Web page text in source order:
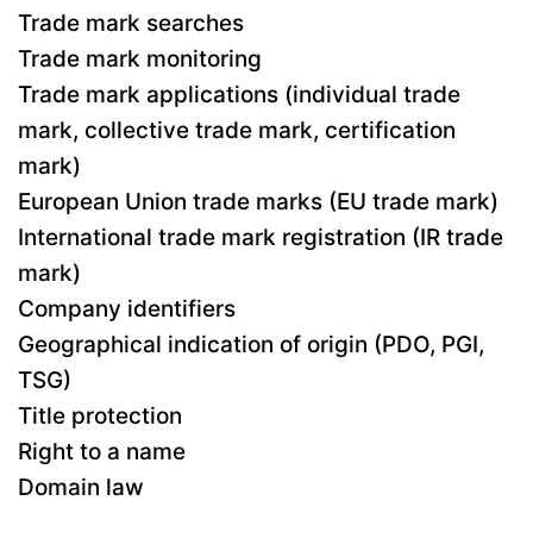
Trade mark searches
Trade mark monitoring
Trade mark applications (individual trade
mark, collective trade mark, certification
mark)
European Union trade marks (EU trade mark)
International trade mark registration (IR trade
mark)
Company identifiers
Geographical indication of origin (PDO, PGI,
TSG)
Title protection
Right to a name
Domain law